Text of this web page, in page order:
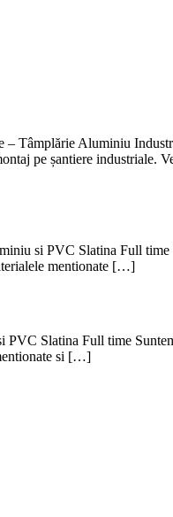
– Tâmplărie Aluminiu
pe șantiere industriale.
si PVC Slatina Full time
mentionate […]
Slatina Full time
si […]